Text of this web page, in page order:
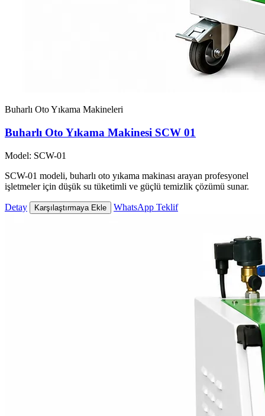
Buharlı Oto Yıkama Makineleri
Buharlı Oto Yıkama Makinesi SCW 01
Model: SCW-01
SCW-01 modeli, buharlı oto yıkama makinası arayan profesyonel
işletmeler için düşük su tüketimli ve güçlü temizlik çözümü sunar.
Detay Karşılaştırmaya Ekle WhatsApp Teklif